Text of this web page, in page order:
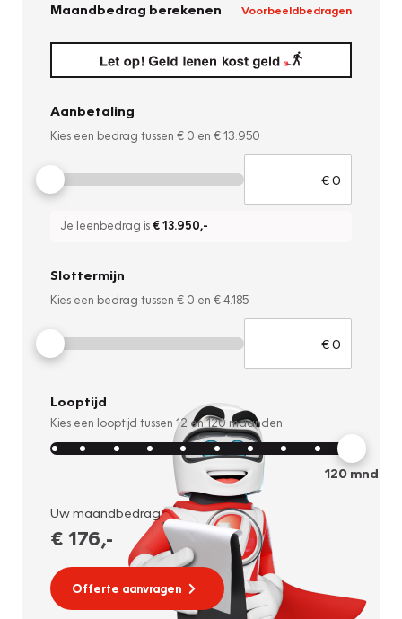
Maandbedrag berekenen Voorbeeldbedragen
Aanbetaling
Kies een bedrag tussen € 0 en € 13.950
Je leenbedrag is€ 13.950,-
Slottermijn
Kies een bedrag tussen € 0 en € 4.185
Looptijd
Kies een looptijd tussen 12 en120 maanden
120mnd
Uw maandbedrag:
€ 176,-
Offerte aanvragen